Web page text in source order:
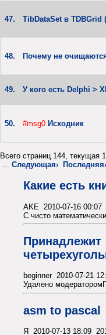
47. TibDataSet в TDBGrid
48. Почему не
49. У кого есть Delphi >
50. #msg0 Исходник
Всего страниц 144,
... Следующая›
Какие есть
AKE 2010-07-16 00:07
С чисто
beginner 2010-07-21
Удалено
asm to pascal
Я 2010-07-13 18:09